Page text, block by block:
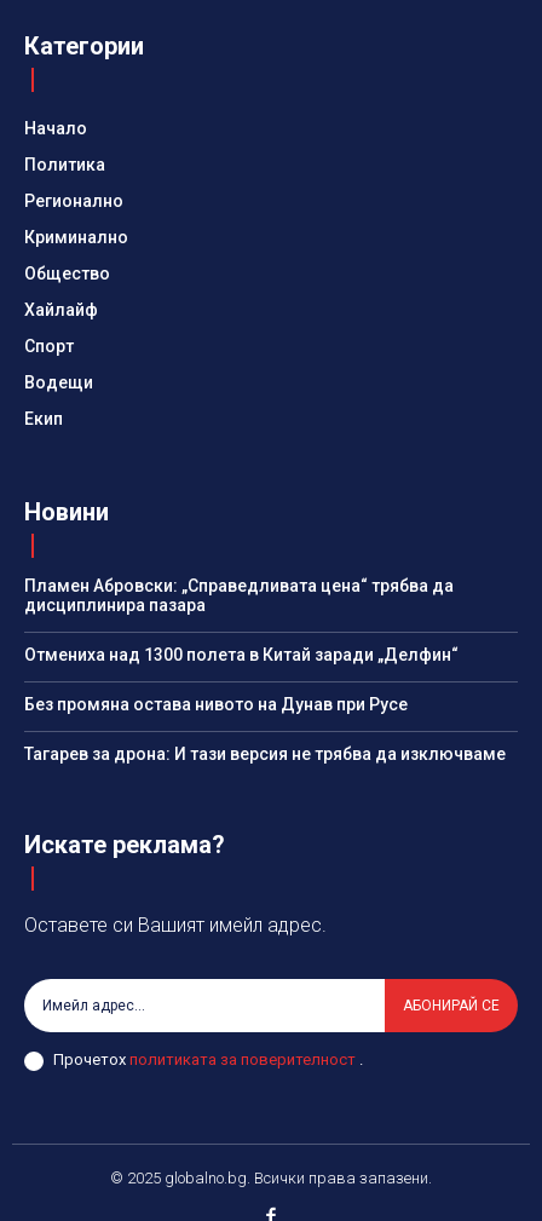
Категории
Начало
Политика
Регионално
Криминално
Общество
Хайлайф
Спорт
Водещи
Екип
Новини
Пламен Абровски: „Справедливата цена“ трябва да
дисциплинира пазара
Отмениха над 1300 полета в Китай заради „Делфин“
Без промяна остава нивото на Дунав при Русе
Тагарев за дрона: И тази версия не трябва да изключваме
Искате реклама?
Оставете си Вашият имейл адрес.
АБОНИРАЙ СЕ
Прочетох политиката за поверителност .
© 2025 globalno.bg. Всички права запазени.